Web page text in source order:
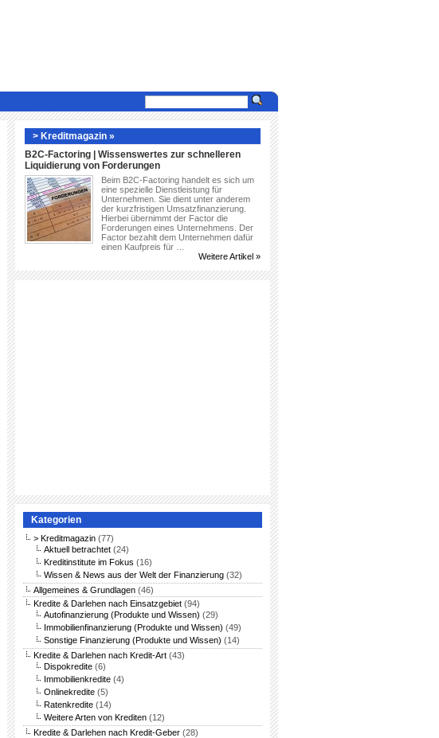
> Kreditmagazin »
B2C-Factoring | Wissenswertes zur schnelleren
Liquidierung von Forderungen
Beim B2C-Factoring handelt es sich um
eine spezielle Dienstleistung für
Unternehmen. Sie dient unter anderem
der kurzfristigen Umsatzfinanzierung.
Hierbei übernimmt der Factor die
Forderungen eines Unternehmens. Der
Factor bezahlt dem Unternehmen dafür
einen Kaufpreis für …
Weitere Artikel »
Kategorien
> Kreditmagazin (77)
Aktuell betrachtet (24)
Kreditinstitute im Fokus (16)
Wissen & News aus der Welt der Finanzierung (32)
Allgemeines & Grundlagen (46)
Kredite & Darlehen nach Einsatzgebiet (94)
Autofinanzierung (Produkte und Wissen) (29)
Immobilienfinanzierung (Produkte und Wissen) (49)
Sonstige Finanzierung (Produkte und Wissen) (14)
Kredite & Darlehen nach Kredit-Art (43)
Dispokredite (6)
Immobilienkredite (4)
Onlinekredite (5)
Ratenkredite (14)
Weitere Arten von Krediten (12)
Kredite & Darlehen nach Kredit-Geber (28)